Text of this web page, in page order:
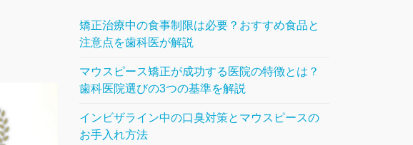
矯正治療中の食事制限は必要？おすすめ食品と
注意点を歯科医が解説
マウスピース矯正が成功する医院の特徴とは？
歯科医院選びの3つの基準を解説
インビザライン中の口臭対策とマウスピースの
お手入れ方法